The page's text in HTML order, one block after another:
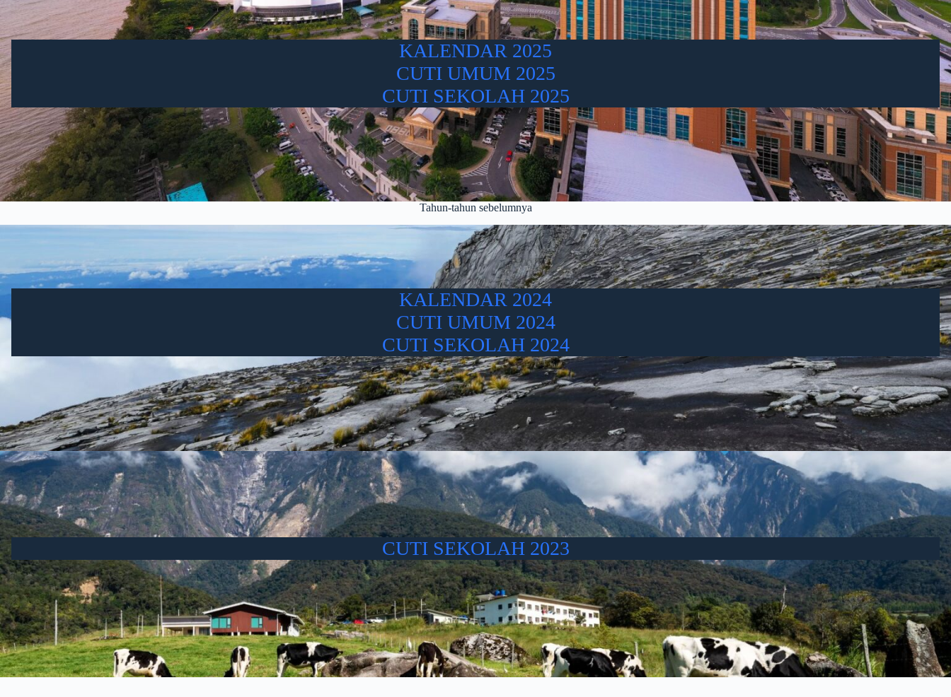
KALENDAR 2025
CUTI UMUM 2025
CUTI SEKOLAH 2025
Tahun-tahun sebelumnya
KALENDAR 2024
CUTI UMUM 2024
CUTI SEKOLAH 2024
CUTI SEKOLAH 2023